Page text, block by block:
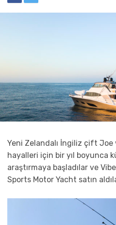
Yeni Zelandalı İngiliz çift Joe
hayalleri için bir yıl boyunca
araştırmaya başladılar ve
Sports Motor Yacht satın